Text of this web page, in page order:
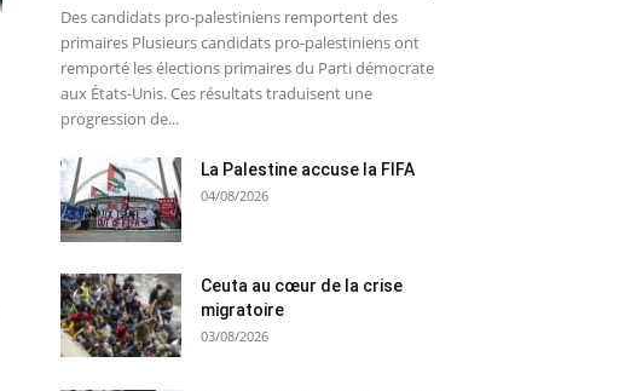
Des candidats pro-palestiniens remportent des
primaires Plusieurs candidats pro-palestiniens ont
remporté les élections primaires du Parti démocrate
aux États-Unis. Ces résultats traduisent une
progression de...
La Palestine accuse la FIFA
04/08/2026
Ceuta au cœur de la crise
migratoire
03/08/2026